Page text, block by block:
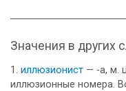
Значения в других
иллюзионист — -а, м.
иллюзионные номера.